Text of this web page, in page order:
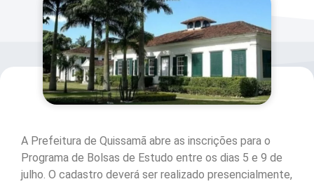
A Prefeitura de Quissamã abre as inscrições para o
Programa de Bolsas de Estudo entre os dias 5 e 9 de
julho. O cadastro deverá ser realizado presencialmente,